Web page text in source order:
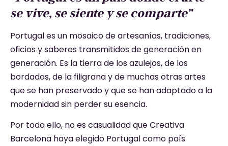
se vive, se siente y se comparte”
Portugal es un mosaico de artesanías, tradiciones,
oficios y saberes transmitidos de generación en
generación. Es la tierra de los azulejos, de los
bordados, de la filigrana y de muchas otras artes
que se han preservado y que se han adaptado a la
modernidad sin perder su esencia.
Por todo ello, no es casualidad que Creativa
Barcelona haya elegido Portugal como país